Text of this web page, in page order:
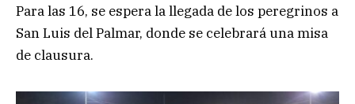
Para las 16, se espera la llegada de los peregrinos a
San Luis del Palmar, donde se celebrará una misa
de clausura.